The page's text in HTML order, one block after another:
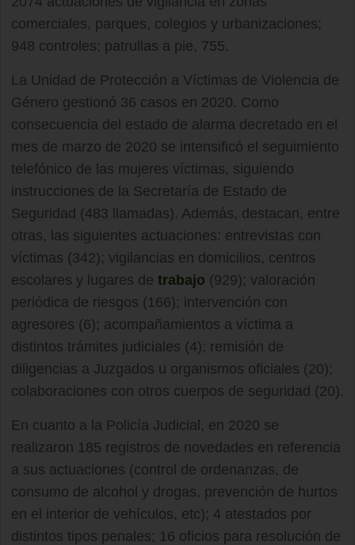
comerciales, parques, colegios y urbanizaciones;
948 controles; patrullas a pie, 755.
La Unidad de Protección a Víctimas de Violencia de
Género gestionó 36 casos en 2020. Como
consecuencia del estado de alarma decretado en el
mes de marzo de 2020 se intensificó el seguimiento
telefónico de las mujeres víctimas, siguiendo
instrucciones de la Secretaría de Estado de
Seguridad (483 llamadas). Además, destacan, entre
otras, las siguientes actuaciones: entrevistas con
víctimas (342); vigilancias en domicilios, centros
escolares y lugares de trabajo (929); valoración
periódica de riesgos (166); intervención con
agresores (6); acompañamientos a víctima a
distintos trámites judiciales (4); remisión de
diligencias a Juzgados u organismos oficiales (20);
colaboraciones con otros cuerpos de seguridad (20).
En cuanto a la Policía Judicial, en 2020 se
realizaron 185 registros de novedades en referencia
a sus actuaciones (control de ordenanzas, de
consumo de alcohol y drogas, prevención de hurtos
en el interior de vehículos, etc); 4 atestados por
distintos tipos penales; 16 oficios para resolución de